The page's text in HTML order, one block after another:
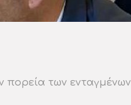
των ενταγμένων